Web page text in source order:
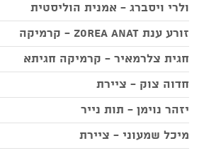
ולרי ויסברג - אמנית הוליסטית
זורע ענת Zorea Anat - קרמיקה
חגית צלרמאיר - קרמיקה חגיתא
חדוה צוק - ציירת
יזהר נוימן - תות נייר
מיכל שמעוני - ציירת